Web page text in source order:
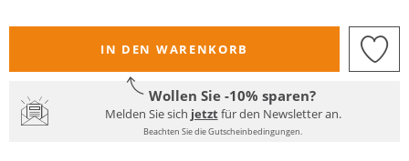
IN DEN WARENKORB
Wollen Sie -10% sparen?
Melden Sie sich jetztfür den Newsletter an.
Beachten Sie die Gutscheinbedingungen.